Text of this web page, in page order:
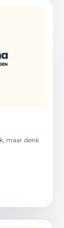
maar denk